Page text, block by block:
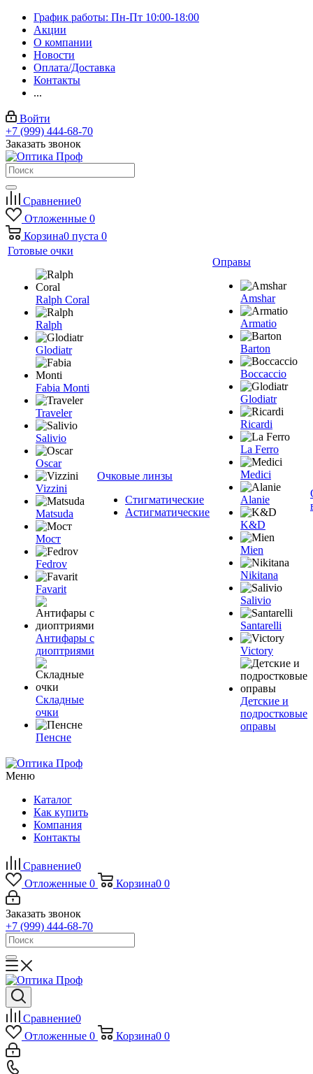
График работы: Пн-Пт 10:00-18:00
Акции
О компании
Новости
Оплата/Доставка
Контакты
...
Войти
+7 (999) 444-68-70
Заказать звонок
Сравнение0
Отложенные 0
Корзина0 пуста 0
Готовые очки
Ralph Coral
Ralph
Glodiatr
Fabia Monti
Traveler
Salivio
Oscar
Vizzini
Matsuda
Мост
Fedrov
Favarit
Антифары с
диоптриями
Складные
очки
Пенсне
Очковые линзы
Стигматические
Астигматические
Оправы
Amshar
Armatio
Barton
Boccaccio
Glodiatr
Ricardi
La Ferro
Medici
Alanie
K&D
Mien
Nikitana
Salivio
Santarelli
Victory
Детские и
подростковые
оправы
Меню
Каталог
Как купить
Компания
Контакты
Сравнение0
Отложенные 0 Корзина0 0
Заказать звонок
+7 (999) 444-68-70
Сравнение0
Отложенные 0 Корзина0 0